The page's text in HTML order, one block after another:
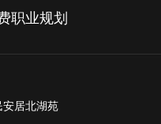
职业规划
安居北湖苑